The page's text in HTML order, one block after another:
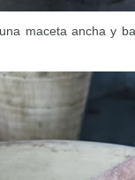
maceta ancha y